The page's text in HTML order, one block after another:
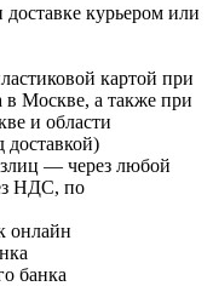
курьером или
картой при
в Москве, а также при
и области
доставкой)
— через любой
НДС, по
онлайн
банка